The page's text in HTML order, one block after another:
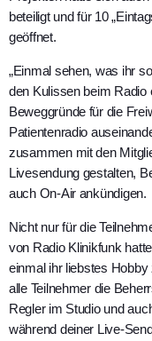
beteiligt und für 10
geöffnet.
„Einmal sehen, was ihr
den Kulissen beim Radio
Beweggründe für die
Patientenradio
zusammen mit den
Livesendung gestalten,
auch On-Air ankündigen.
Nicht nur für die
von Radio Klinikfunk
einmal ihr liebstes
alle Teilnehmer die
Regler im Studio und
während deiner Live-